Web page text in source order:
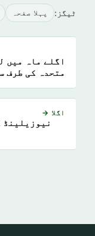
ٹیگز: پہلا صفحہ
اگلے ماہ میں
متحدہ کی طرف
اگلا →
نیوزیلینڈ